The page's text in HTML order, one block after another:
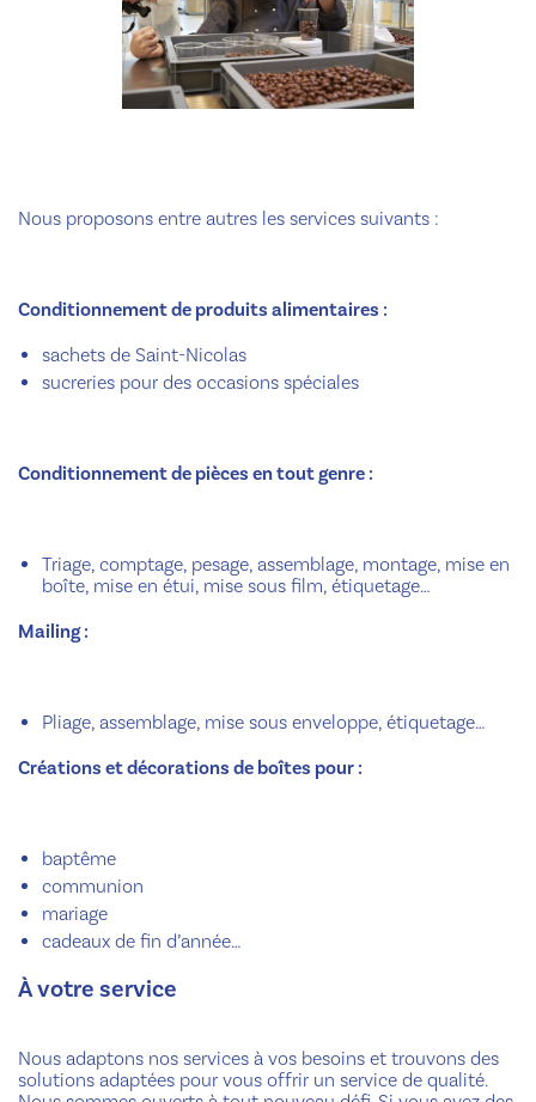
Nous proposons entre autres les services suivants :
Conditionnement de produits alimentaires :
sachets de Saint-Nicolas
sucreries pour des occasions spéciales
Conditionnement de pièces en tout genre :
Triage, comptage, pesage, assemblage, montage, mise en
boîte, mise en étui, mise sous film, étiquetage…
Mailing :
Pliage, assemblage, mise sous enveloppe, étiquetage…
Créations et décorations de boîtes pour :
baptême
communion
mariage
cadeaux de fin d’année…
À votre service
Nous adaptons nos services à vos besoins et trouvons des
solutions adaptées pour vous offrir un service de qualité.